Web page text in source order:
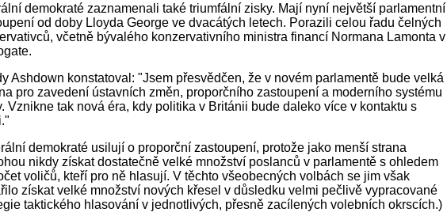
demokraté zaznamenali také triumfální zisky. Mají nyní největší parlamentní
od doby Lloyda George ve dvacátých letech. Porazili celou řadu čelných
včetně bývalého konzervativního ministra financí Normana Lamonta v
Ashdown konstatoval: "Jsem přesvědčen, že v novém parlamentě bude velká
pro zavedení ústavních změn, proporčního zastoupení a moderního systému
Vznikne tak nová éra, kdy politika v Británii bude daleko více v kontaktu s
demokraté usilují o proporční zastoupení, protože jako menší strana
nikdy získat dostatečně velké množství poslanců v parlamentě s ohledem
voličů, kteří pro ně hlasují. V těchto všeobecných volbách se jim však
získat velké množství nových křesel v důsledku velmi pečlivě vypracované
taktického hlasování v jednotlivých, přesně zacílených volebních okrscích.)